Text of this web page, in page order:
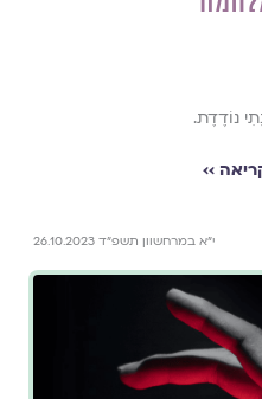
נוֹדֶדֶת.
››
י״א במרחשוון תשפ״ד 26.10.2023